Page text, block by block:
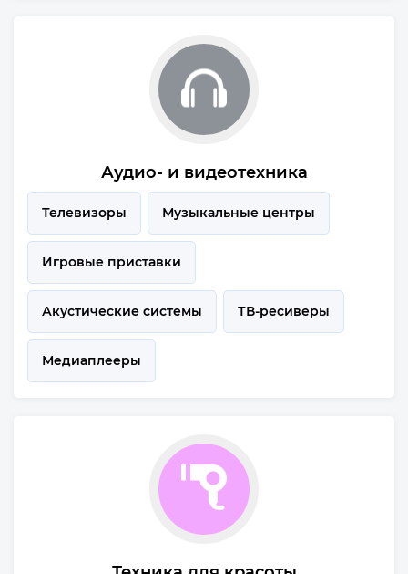
Аудио- и видеотехника
Телевизоры Музыкальные центры
Игровые приставки
Акустические системы ТВ-ресиверы
Медиаплееры